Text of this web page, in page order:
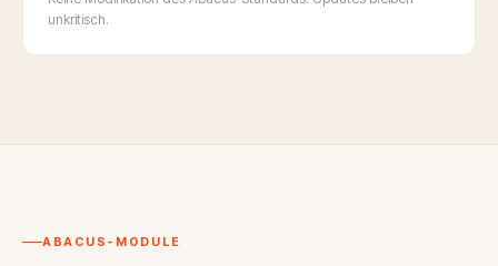
unkritisch.
ABACUS-MODULE